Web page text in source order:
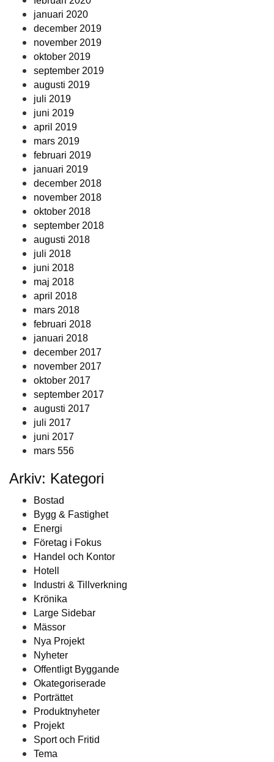
januari 2020
december 2019
november 2019
oktober 2019
september 2019
augusti 2019
juli 2019
juni 2019
april 2019
mars 2019
februari 2019
januari 2019
december 2018
november 2018
oktober 2018
september 2018
augusti 2018
juli 2018
juni 2018
maj 2018
april 2018
mars 2018
februari 2018
januari 2018
december 2017
november 2017
oktober 2017
september 2017
augusti 2017
juli 2017
juni 2017
mars 556
Arkiv: Kategori
Bostad
Bygg & Fastighet
Energi
Företag i Fokus
Handel och Kontor
Hotell
Industri & Tillverkning
Krönika
Large Sidebar
Mässor
Nya Projekt
Nyheter
Offentligt Byggande
Okategoriserade
Porträttet
Produktnyheter
Projekt
Sport och Fritid
Tema